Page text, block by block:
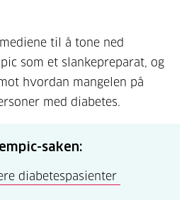
til å tone ned
som et slankepreparat, og
hvordan mangelen på
med diabetes.
saken:
diabetespasienter